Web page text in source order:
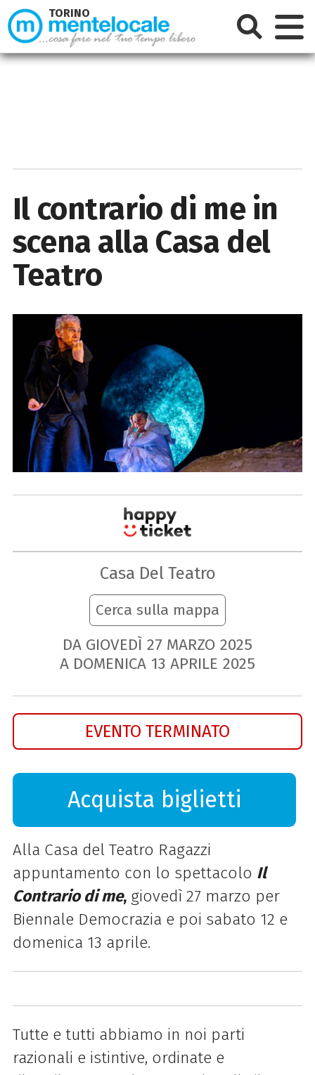
Il contrario di me in
scena alla Casa del
Teatro
Casa Del Teatro
Cerca sulla mappa
DA GIOVEDÌ 27 MARZO 2025
A DOMENICA 13 APRILE 2025
EVENTO TERMINATO
Acquista biglietti
Alla Casa del Teatro Ragazzi
appuntamento con lo spettacolo Il
Contrario di me,giovedì 27 marzo per
Biennale Democrazia e poi sabato 12 e
domenica 13 aprile.
Tutte e tutti abbiamo in noi parti
razionali e istintive, ordinate e
TORINO